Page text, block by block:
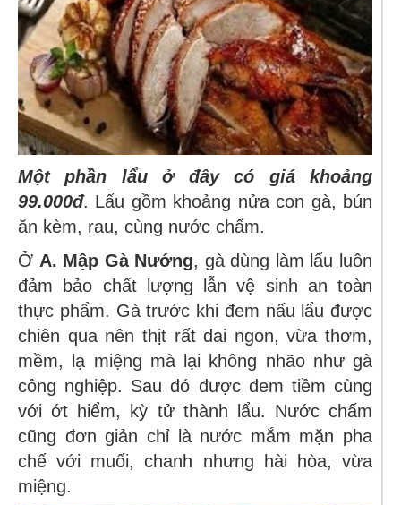
Một phần lẩu ở đây có giá khoảng
99.000đ. Lẩu gồm khoảng nửa con gà, bún
ăn kèm, rau, cùng nước chấm.
Ở A. Mập Gà Nướng, gà dùng làm lẩu luôn
đảm bảo chất lượng lẫn vệ sinh an toàn
thực phẩm. Gà trước khi đem nấu lẩu được
chiên qua nên thịt rất dai ngon, vừa thơm,
mềm, lạ miệng mà lại không nhão như gà
công nghiệp. Sau đó được đem tiềm cùng
với ớt hiểm, kỳ tử thành lẩu. Nước chấm
cũng đơn giản chỉ là nước mắm mặn pha
chế với muối, chanh nhưng hài hòa, vừa
miệng.